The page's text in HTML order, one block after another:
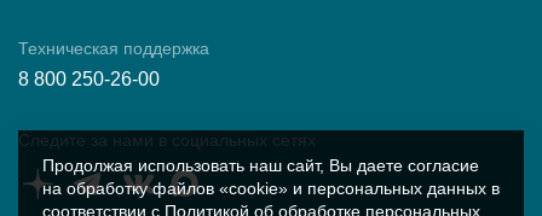
Техническая поддержка
8 800 250-26-00
Следите за нами в социальных сетях
Продолжая использовать наш сайт, Вы даете согласие
на обработку файлов «cookie» и персональных данных в
соответствии с Политикой об обработке персональных